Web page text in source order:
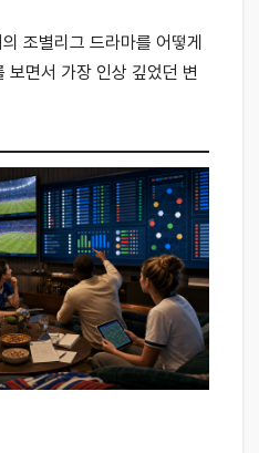
조별리그 드라마를 어떻게
보면서 가장 인상 깊었던 변